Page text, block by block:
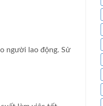
người lao động. Sử